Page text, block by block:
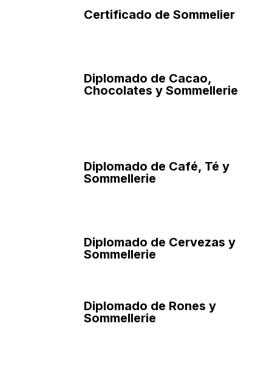
Certificado de Sommelier
Diplomado de Cacao,
Chocolates y Sommellerie
Diplomado de Café, Té y
Sommellerie
Diplomado de Cervezas y
Sommellerie
Diplomado de Rones y
Sommellerie